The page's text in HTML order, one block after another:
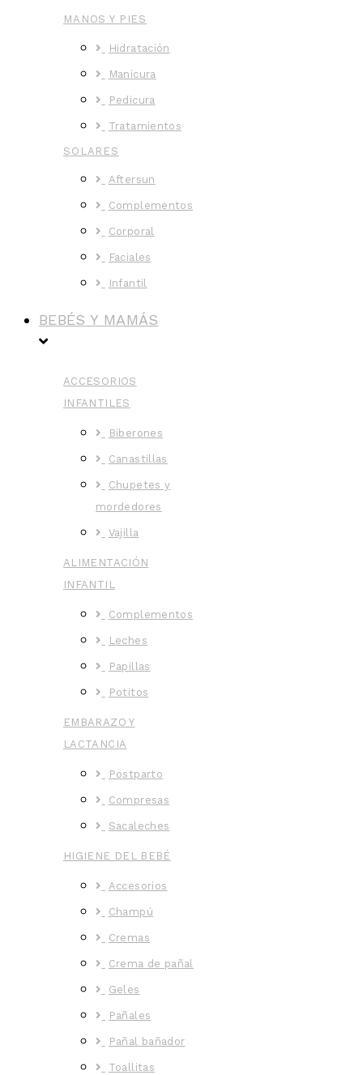
MANOS Y PIES
Hidratación
Manicura
Pedicura
Tratamientos
SOLARES
Aftersun
Complementos
Corporal
Faciales
Infantil
BEBÉS Y MAMÁS
ACCESORIOS
INFANTILES
Biberones
Canastillas
Chupetes y
mordedores
Vajilla
ALIMENTACIÓN
INFANTIL
Complementos
Leches
Papillas
Potitos
EMBARAZO Y
LACTANCIA
Postparto
Compresas
Sacaleches
HIGIENE DEL BEBÉ
Accesorios
Champú
Cremas
Crema de pañal
Geles
Pañales
Pañal bañador
Toallitas